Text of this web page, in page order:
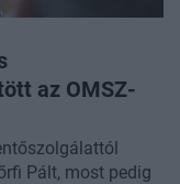
az OMSZ-
Pált, most pedig